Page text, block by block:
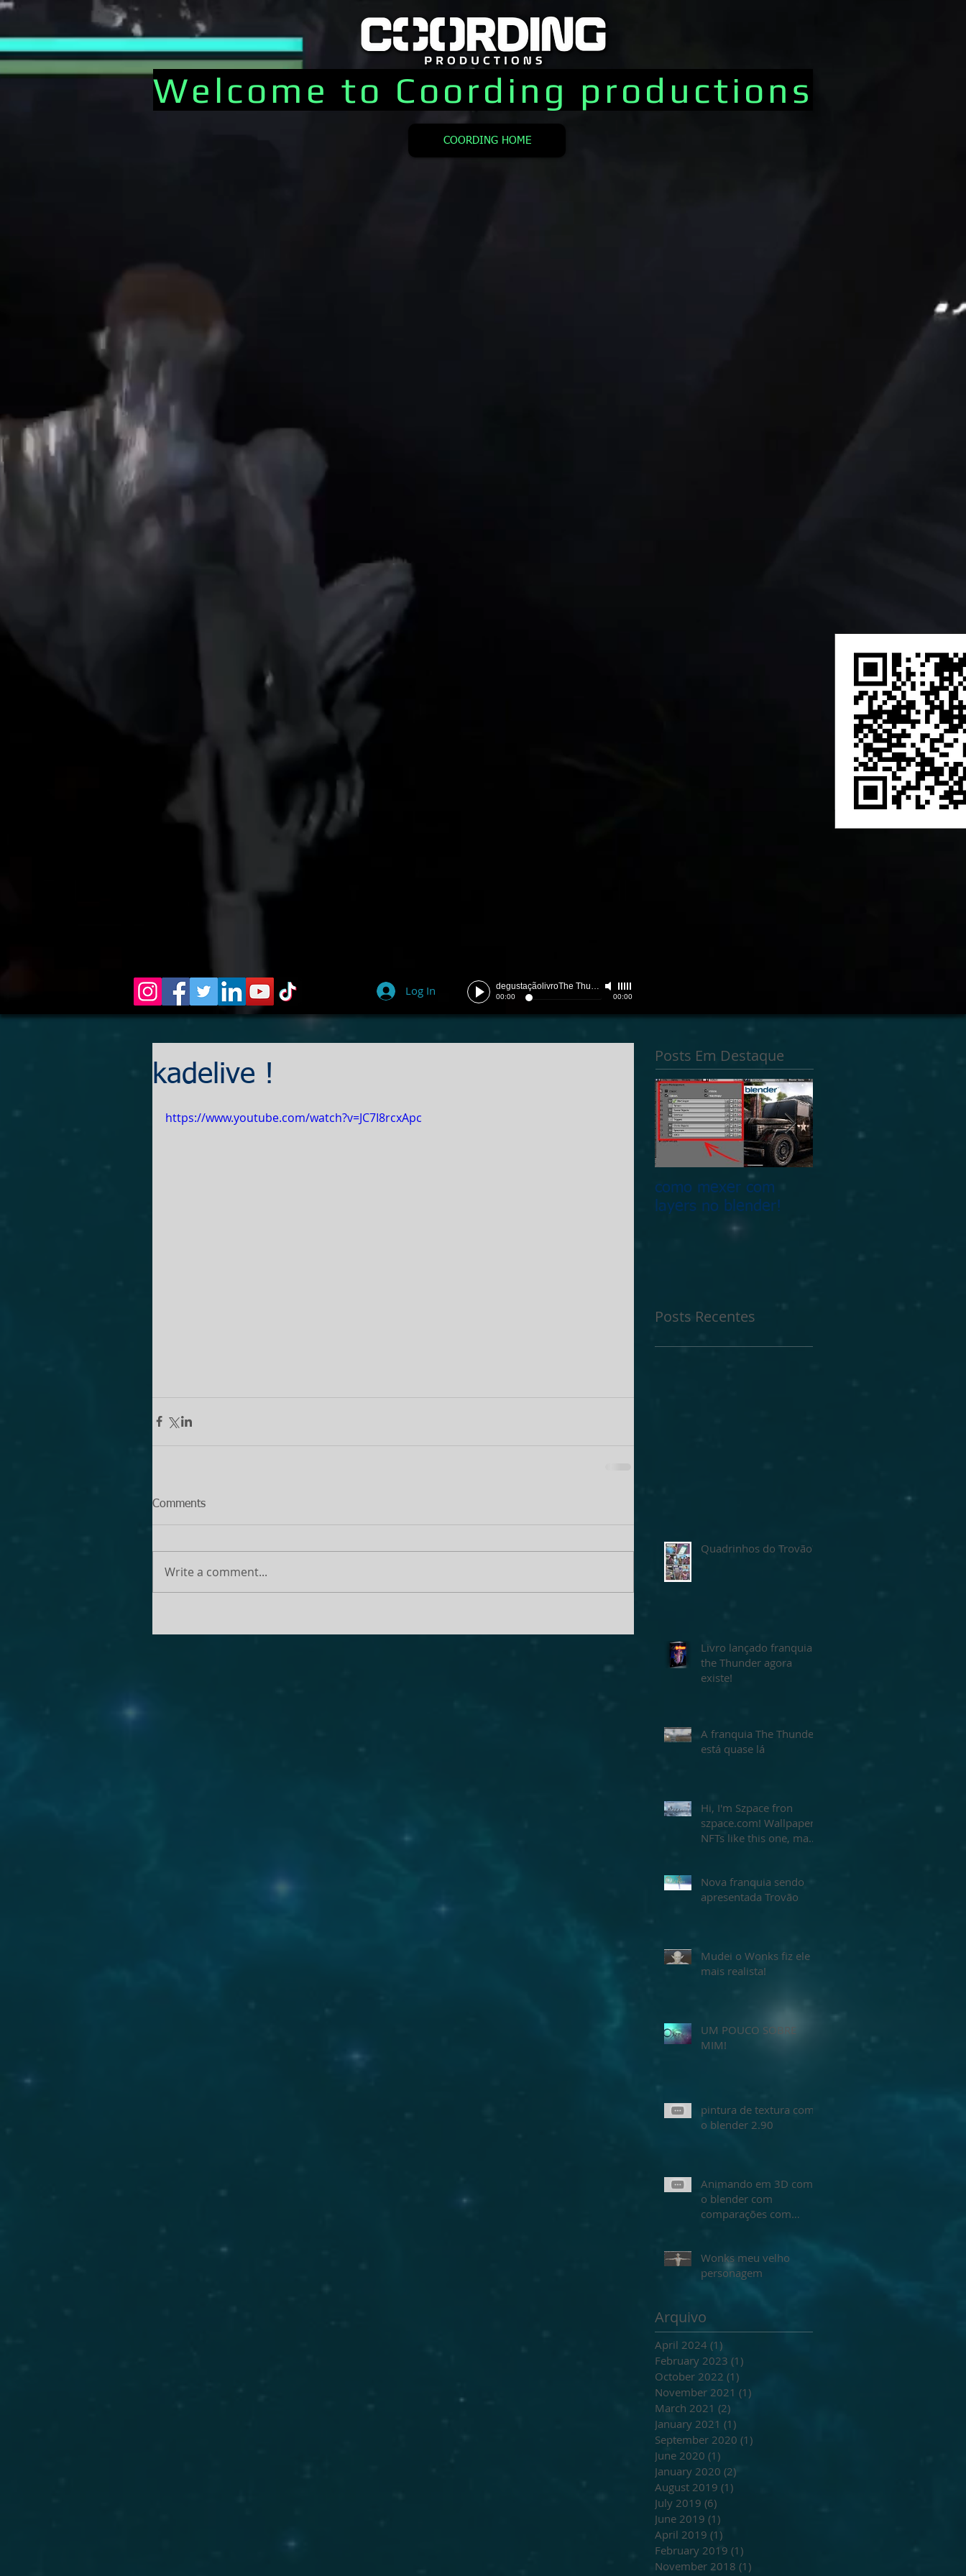
Welcome to Coording productions
COORDING HOME
Log In degustaçãolivroThe Thunder -
00:00 00:00
kadelive !
https://www.youtube.com/watch?v=JC7I8rcxApc
Comments
Write a comment...
Posts Em Destaque
como mexer com
layers no blender!
Posts Recentes
Quadrinhos do Trovão?
Livro lançado franquia
the Thunder agora
existe!
A franquia The Thunder
está quase lá
Hi, I'm Szpace fron
szpace.com! Wallpaper
NFTs like this one, made
Nova franquia sendo
apresentada Trovão
Mudei o Wonks fiz ele
mais realista!
UM POUCO SOBRE
MIM!
pintura de textura com
o blender 2.90
Animando em 3D com
o blender com
comparações com
Wonks meu velho
personagem
Arquivo
April 2024 (1)
February 2023 (1)
October 2022 (1)
November 2021 (1)
March 2021 (2)
January 2021 (1)
September 2020 (1)
June 2020 (1)
January 2020 (2)
August 2019 (1)
July 2019 (6)
June 2019 (1)
April 2019 (1)
February 2019 (1)
November 2018 (1)